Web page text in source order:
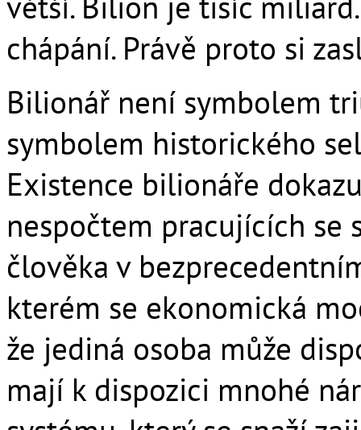
chápání. Právě proto si
Bilionář není symbolem
symbolem historického
Existence bilionáře
nespočtem pracujících
člověka v
kterém se ekonomická
že jediná osoba může
mají k dispozici mnohé